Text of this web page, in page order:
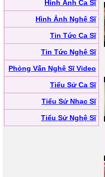
Hình Ảnh Ca Sĩ
Hình Ảnh Nghệ Sĩ
Tin Tức Ca Sĩ
Tin Tức Nghệ Sĩ
Phỏng Vấn Nghệ Sĩ Video
Tiểu Sử Ca Sĩ
Tiểu Sử Nhạc Sĩ
Tiểu Sử Nghệ Sĩ